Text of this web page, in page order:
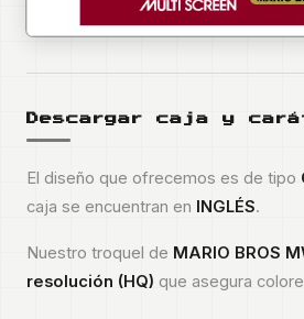
Descargar caja y
El diseño que ofrecemos es de tipo
caja se encuentran en INGLÉS.
Nuestro troquel de MARIO BROS
resolución (HQ) que asegura